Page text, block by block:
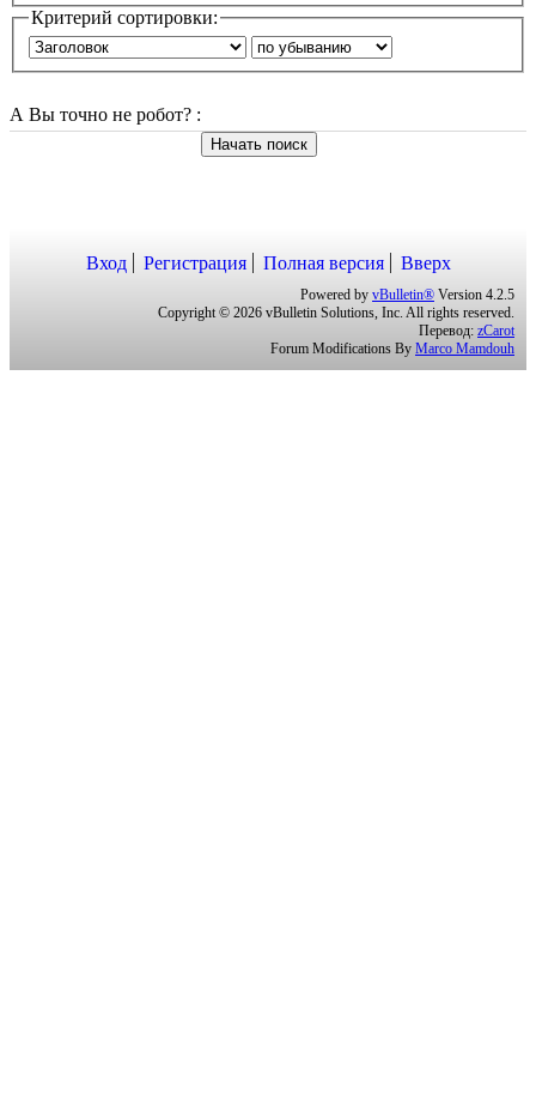
Критерий сортировки:
А Вы точно не робот?
Начать поиск
Вход Регистрация Полная версия Вверх
Powered by vBulletin® Version 4.2.5
Copyright © 2026 vBulletin Solutions, Inc. All rights reserved.
Перевод: zCarot
Forum Modifications By Marco Mamdouh